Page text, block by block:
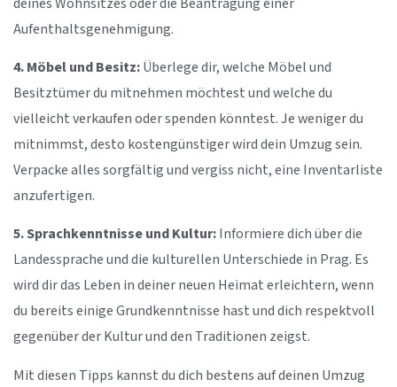
Aufenthaltsgenehmigung.
4. Möbel und Besitz:Überlege dir, welche Möbel und
Besitztümer du mitnehmen möchtest und welche du
vielleicht verkaufen oder spenden könntest. Je weniger du
mitnimmst, desto kostengünstiger wird dein Umzug sein.
Verpacke alles sorgfältig und vergiss nicht, eine Inventarliste
anzufertigen.
5. Sprachkenntnisse und Kultur:Informiere dich über die
Landessprache und die kulturellen Unterschiede in Prag. Es
wird dir das Leben in deiner neuen Heimat erleichtern, wenn
du bereits einige Grundkenntnisse hast und dich respektvoll
gegenüber der Kultur und den Traditionen zeigst.
Mit diesen Tipps kannst du dich bestens auf deinen Umzug